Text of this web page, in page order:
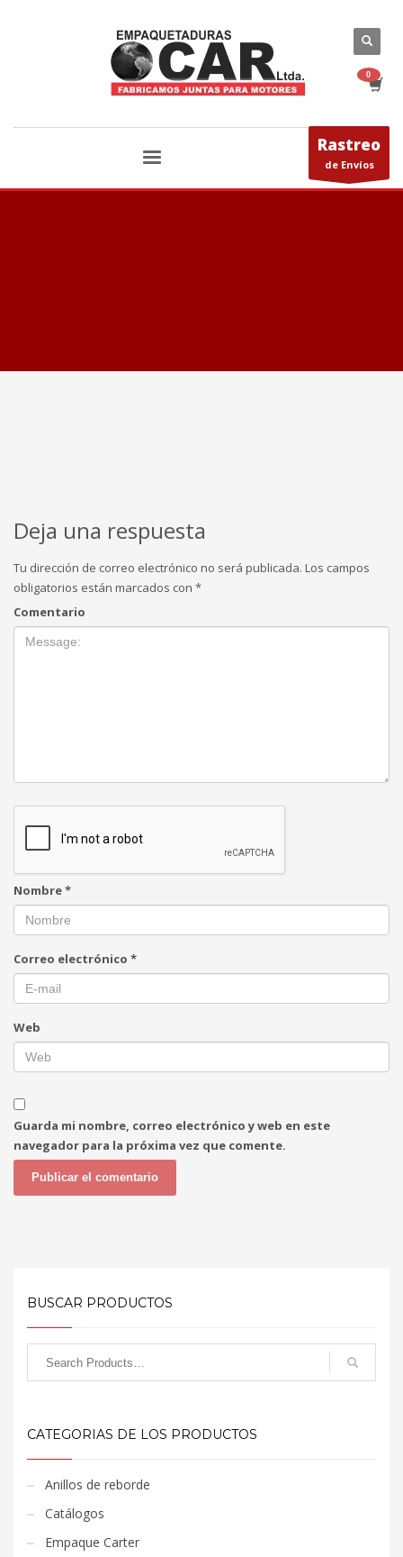
Rastreo
de Envíos
Deja una respuesta
Tu dirección de correo electrónico no será publicada. Los campos
obligatorios están marcados con *
Comentario
Nombre*
Correo electrónico *
Web
Guarda mi nombre, correo electrónico y web en este
navegador para la próxima vez que comente.
BUSCAR PRODUCTOS
CATEGORIAS DE LOS PRODUCTOS
Anillos de reborde
Catálogos
Empaque Carter